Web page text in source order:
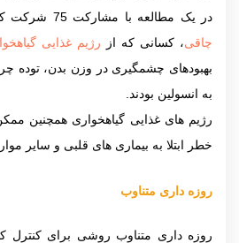
در یک مطالعه با مشارکت 75 شرکت کننده دارای
چاقی، کسانی که از رژیم غذایی
بهبودهای چشمگیری در وزن بدن، توده
به انسولین بودند.
رژیم های غذایی گیاهخواری همچنین
خطر ابتلا به بیماری های قلبی و سایر
روزه داری متناوب
روزه داری متناوب روشی برای کنترل